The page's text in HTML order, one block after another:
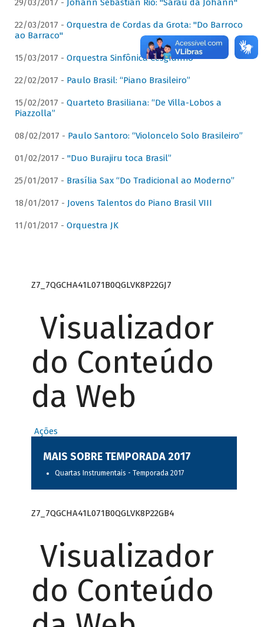
29/03/2017 - Johann Sebastian Rio: "Sarau da Johann"
22/03/2017 - Orquestra de Cordas da Grota: "Do Barroco
ao Barraco"
15/03/2017 - Orquestra Sinfônica Cesgranrio
22/02/2017 - Paulo Brasil: “Piano Brasileiro”
15/02/2017 - Quarteto Brasiliana: “De Villa-Lobos a
Piazzolla”
08/02/2017 - Paulo Santoro: “Violoncelo Solo Brasileiro”
01/02/2017 - "Duo Burajiru toca Brasil”
25/01/2017 - Brasília Sax “Do Tradicional ao Moderno”
18/01/2017 - Jovens Talentos do Piano Brasil VIII
11/01/2017 - Orquestra JK
Z7_7QGCHA41L071B0QGLVK8P22GJ7
Visualizador
do Conteúdo
da Web
Ações
MAIS SOBRE TEMPORADA 2017
Quartas Instrumentais - Temporada 2017
Z7_7QGCHA41L071B0QGLVK8P22GB4
Visualizador
do Conteúdo